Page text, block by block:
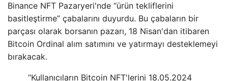
Binance NFT Pazaryeri'nde “ürün tekliflerini
basitleştirme” çabalarını duyurdu. Bu çabaların bir
parçası olarak borsanın pazarı, 18 Nisan'dan itibaren
Bitcoin Ordinal alım satımını ve yatırmayı desteklemeyi
bırakacak.
“Kullanıcıların Bitcoin NFT'lerini 18.05.2024